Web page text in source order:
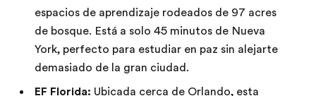
espacios de aprendizaje rodeados de 97 acres
de bosque. Está a solo 45 minutos de Nueva
York, perfecto para estudiar en paz sin alejarte
demasiado de la gran ciudad.
EF Florida: Ubicada cerca de Orlando, esta